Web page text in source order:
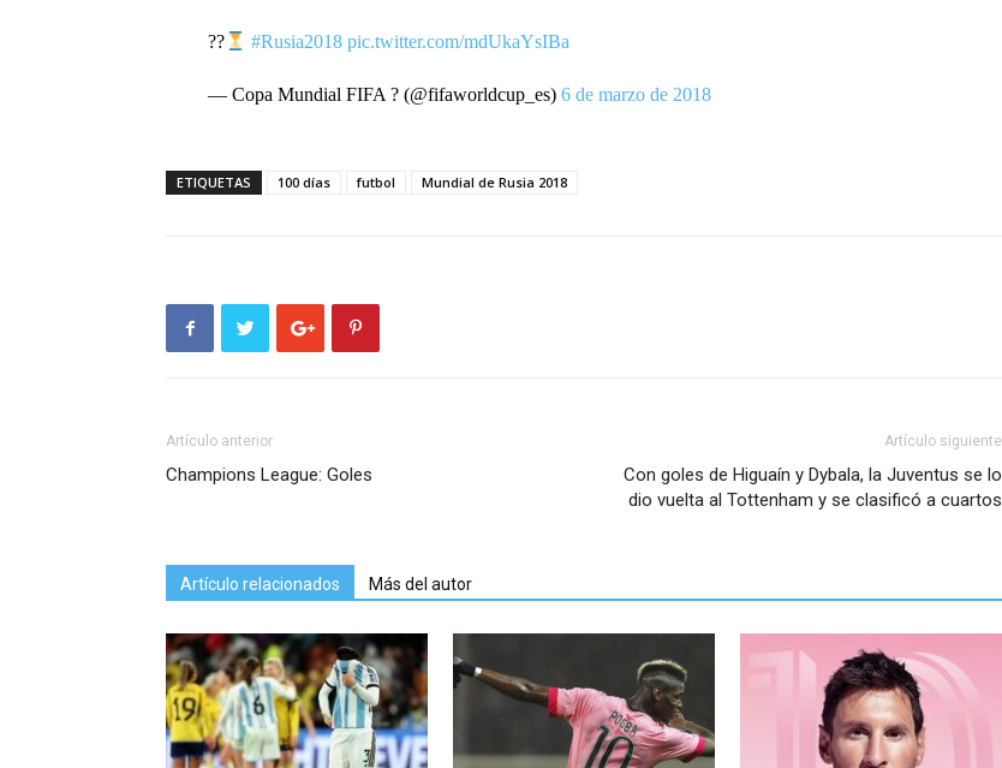
?? #Rusia2018 pic.twitter.com/mdUkaYsIBa
— Copa Mundial FIFA ? (@fifaworldcup_es) 6 de marzo de 2018
ETIQUETAS 100 días futbol Mundial de Rusia 2018
Artículo anterior
Champions League: Goles
Artículo siguiente
Con goles de Higuaín y Dybala, la Juventus se lo
dio vuelta al Tottenham y se clasificó a cuartos
Artículo relacionados Más del autor